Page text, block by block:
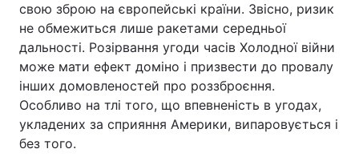
свою зброю на європейські країни. Звісно, ризик
не обмежиться лише ракетами середньої
дальності. Розірвання угоди часів Холодної війни
може мати ефект доміно і призвести до провалу
інших домовленостей про роззброєння.
Особливо на тлі того, що впевненість в угодах,
укладених за сприяння Америки, випаровується і
без того.